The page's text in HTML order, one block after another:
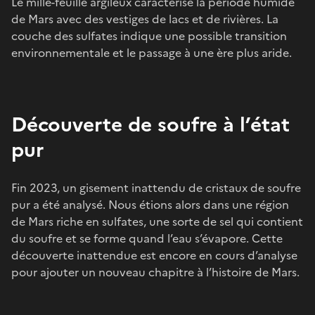
de Mars avec des vestiges de lacs et de rivières. La
couche des sulfates indique une possible transition
environnementale et le passage à une ère plus aride.
Découverte de soufre à l’état
pur
Fin 2023, un gisement inattendu de cristaux de soufre
pur a été analysé. Nous étions alors dans une région
de Mars riche en sulfates, une sorte de sel qui contient
du soufre et se forme quand l’eau s’évapore. Cette
découverte inattendue est encore en cours d’analyse
pour ajouter un nouveau chapitre à l’histoire de Mars.